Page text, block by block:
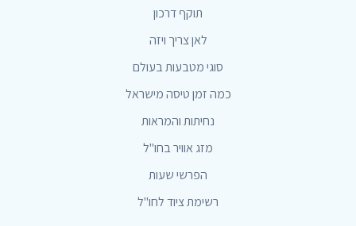
תוקף דרכון
לאן צריך ויזה
סוגי מטבעות בעולם
כמה זמן טיסה מישראל
נחיתות והמראות
מזג אוויר בחו"ל
הפרשי שעות
רשימת ציוד לחו"ל